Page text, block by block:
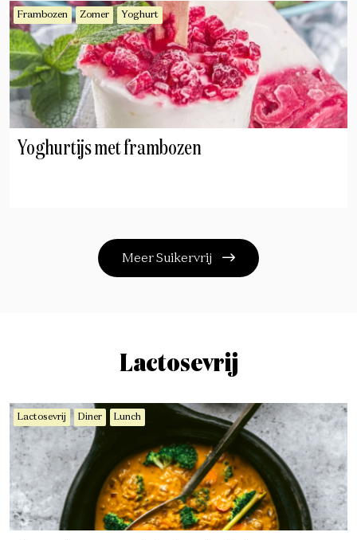
Frambozen Zomer Yoghurt
Yoghurtijs met frambozen
Meer Suikervrij
Lactosevrij
Lactosevrij Diner Lunch